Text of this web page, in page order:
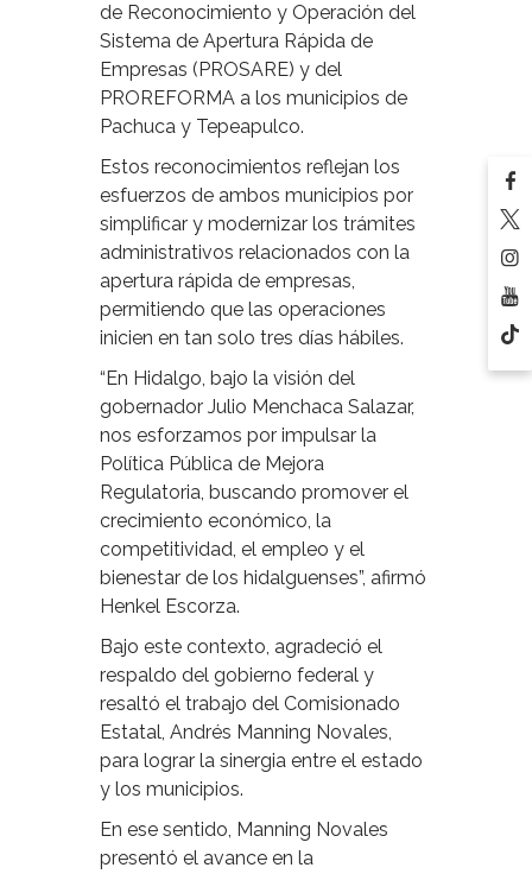
de Reconocimiento y Operación del
Sistema de Apertura Rápida de
Empresas (PROSARE) y del
PROREFORMA a los municipios de
Pachuca y Tepeapulco.
Estos reconocimientos reflejan los
esfuerzos de ambos municipios por
simplificar y modernizar los trámites
administrativos relacionados con la
apertura rápida de empresas,
permitiendo que las operaciones
inicien en tan solo tres días hábiles.
“En Hidalgo, bajo la visión del
gobernador Julio Menchaca Salazar,
nos esforzamos por impulsar la
Política Pública de Mejora
Regulatoria, buscando promover el
crecimiento económico, la
competitividad, el empleo y el
bienestar de los hidalguenses”, afirmó
Henkel Escorza.
Bajo este contexto, agradeció el
respaldo del gobierno federal y
resaltó el trabajo del Comisionado
Estatal, Andrés Manning Novales,
para lograr la sinergia entre el estado
y los municipios.
En ese sentido, Manning Novales
presentó el avance en la